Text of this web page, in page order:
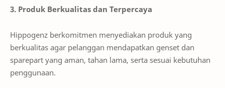
3. Produk Berkualitas dan Terpercaya
Hippogenz berkomitmen menyediakan produk yang
berkualitas agar pelanggan mendapatkan genset dan
sparepart yang aman, tahan lama, serta sesuai kebutuhan
penggunaan.